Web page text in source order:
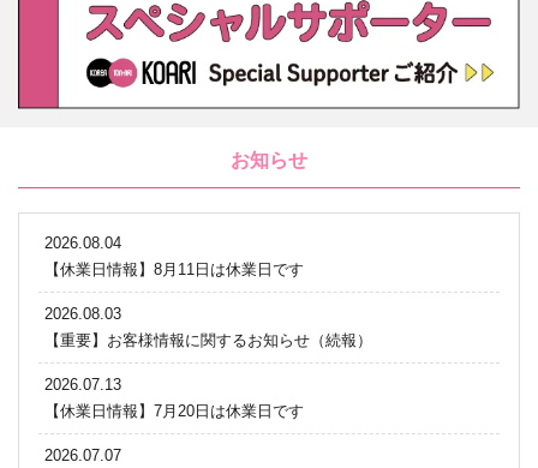
お知らせ
2026.08.04
【休業日情報】8月11日は休業日です
2026.08.03
【重要】お客様情報に関するお知らせ（続報）
2026.07.13
【休業日情報】7月20日は休業日です
2026.07.07